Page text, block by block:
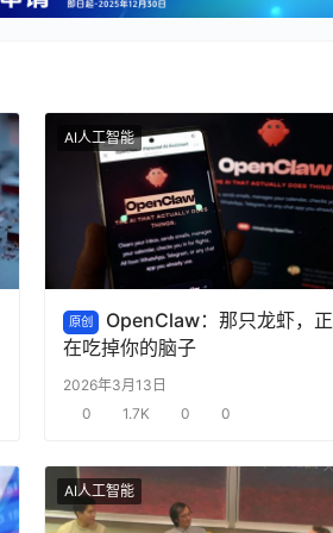
AI人工智能
原创
OpenClaw：那只龙虾，正
在吃掉你的脑子
2026年3月13日
0
1.7K 0 0
AI人工智能